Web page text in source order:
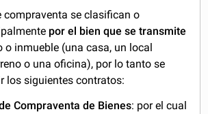
compraventa se clasifican o
por el bien que se transmite
o inmueble (una casa, un local
o una oficina), por lo tanto se
los siguientes contratos:
Compraventa de Bienes: por el cual